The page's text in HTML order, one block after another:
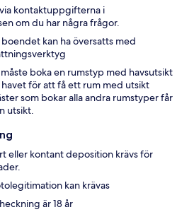
kontaktuppgifterna i
om du har några frågor.
kan ha översatts med
boka en rumstyp med havsutsikt
för att få ett rum med utsikt
som bokar alla andra rumstyper får
utsikt.
eller kontant deposition krävs för
kan krävas
är 18 år